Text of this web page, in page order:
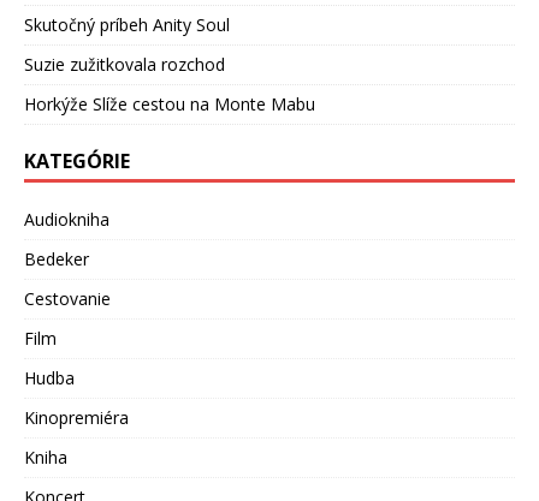
Skutočný príbeh Anity Soul
Suzie zužitkovala rozchod
Horkýže Slíže cestou na Monte Mabu
KATEGÓRIE
Audiokniha
Bedeker
Cestovanie
Film
Hudba
Kinopremiéra
Kniha
Koncert